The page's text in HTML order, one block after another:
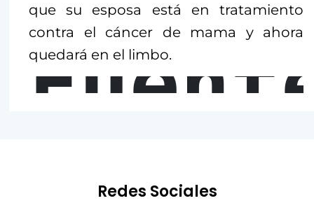
que su esposa está en tratamiento
contra el cáncer de mama y ahora
quedará en el limbo.
Redes Sociales